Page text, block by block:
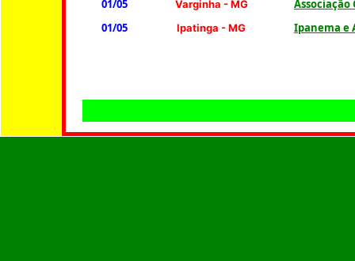
01/05 Varginha - MG
Associação
01/05
Ipatinga - MG Ipanema e